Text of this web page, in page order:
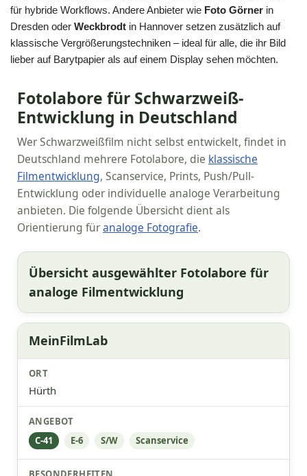
für hybride Workflows. Andere Anbieter wie Foto Görner in
Dresden oder Weckbrodt in Hannover setzen zusätzlich auf
klassische Vergrößerungstechniken – ideal für alle, die ihr Bild
lieber auf Barytpapier als auf einem Display sehen möchten.
Fotolabore für Schwarzweiß-
Entwicklung in Deutschland
Wer Schwarzweißfilm nicht selbst entwickelt, findet in
Deutschland mehrere Fotolabore, die klassische
Filmentwicklung, Scanservice, Prints, Push/Pull-
Entwicklung oder individuelle analoge Verarbeitung
anbieten. Die folgende Übersicht dient als
Orientierung füranaloge Fotografie.
Übersicht ausgewählter Fotolabore für
analoge Filmentwicklung
MeinFilmLab
Hürth
C-41 E-6 S/W Scanservice